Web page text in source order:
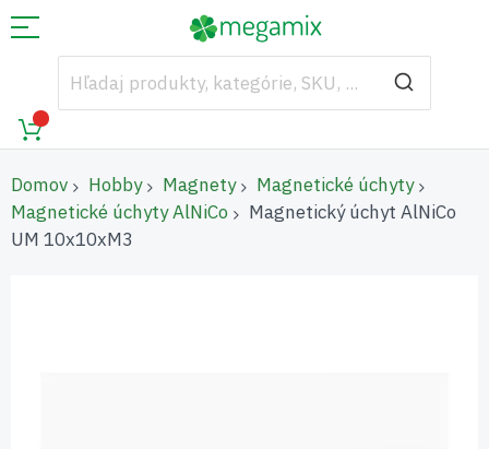
Domov Hobby Magnety
Magnetické úchyty
Magnetické úchyty AlNiCo
Magnetický úchyt AlNiCo
UM 10x10xM3